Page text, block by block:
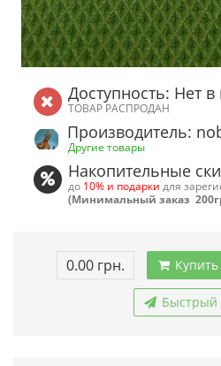
Доступность: Нет
ТОВАР РАСПРОДАН
Производитель:
Другие товары
Накопительные
до 10% и подарки для
(Минимальный заказ
0.00 грн. Купить
Быстрый